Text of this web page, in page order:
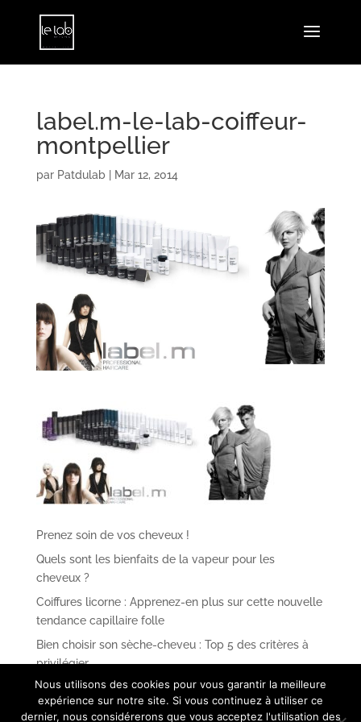
label.m-le-lab-coiffeur-
montpellier
par Patdulab| Mar 12, 2014
Prenez soin de vos cheveux !
Quels sont les bienfaits de la vapeur pour les
cheveux ?
Coiffures licorne : Apprenez-en plus sur cette nouvelle
tendance capillaire folle
Bien choisir son sèche-cheveu : Top 5 des critères à
privilégier
Tout ce que vous devez savoir sur les perruques en
cheveux naturels
Nous utilisons des cookies pour vous garantir la meilleure
expérience sur notre site. Si vous continuez à utiliser ce
dernier, nous considérerons que vous acceptez l'utilisation des